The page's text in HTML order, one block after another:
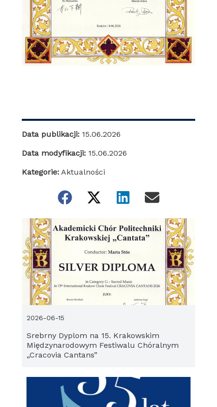
Data publikacji: 15.06.2026
Data modyfikacji: 15.06.2026
Kategorie: Aktualności
Srebrny Dyplom na 15. Krakowskim
Międzynarodowym Festiwalu Chóralnym
„Cracovia Cantans”
2026-06-15